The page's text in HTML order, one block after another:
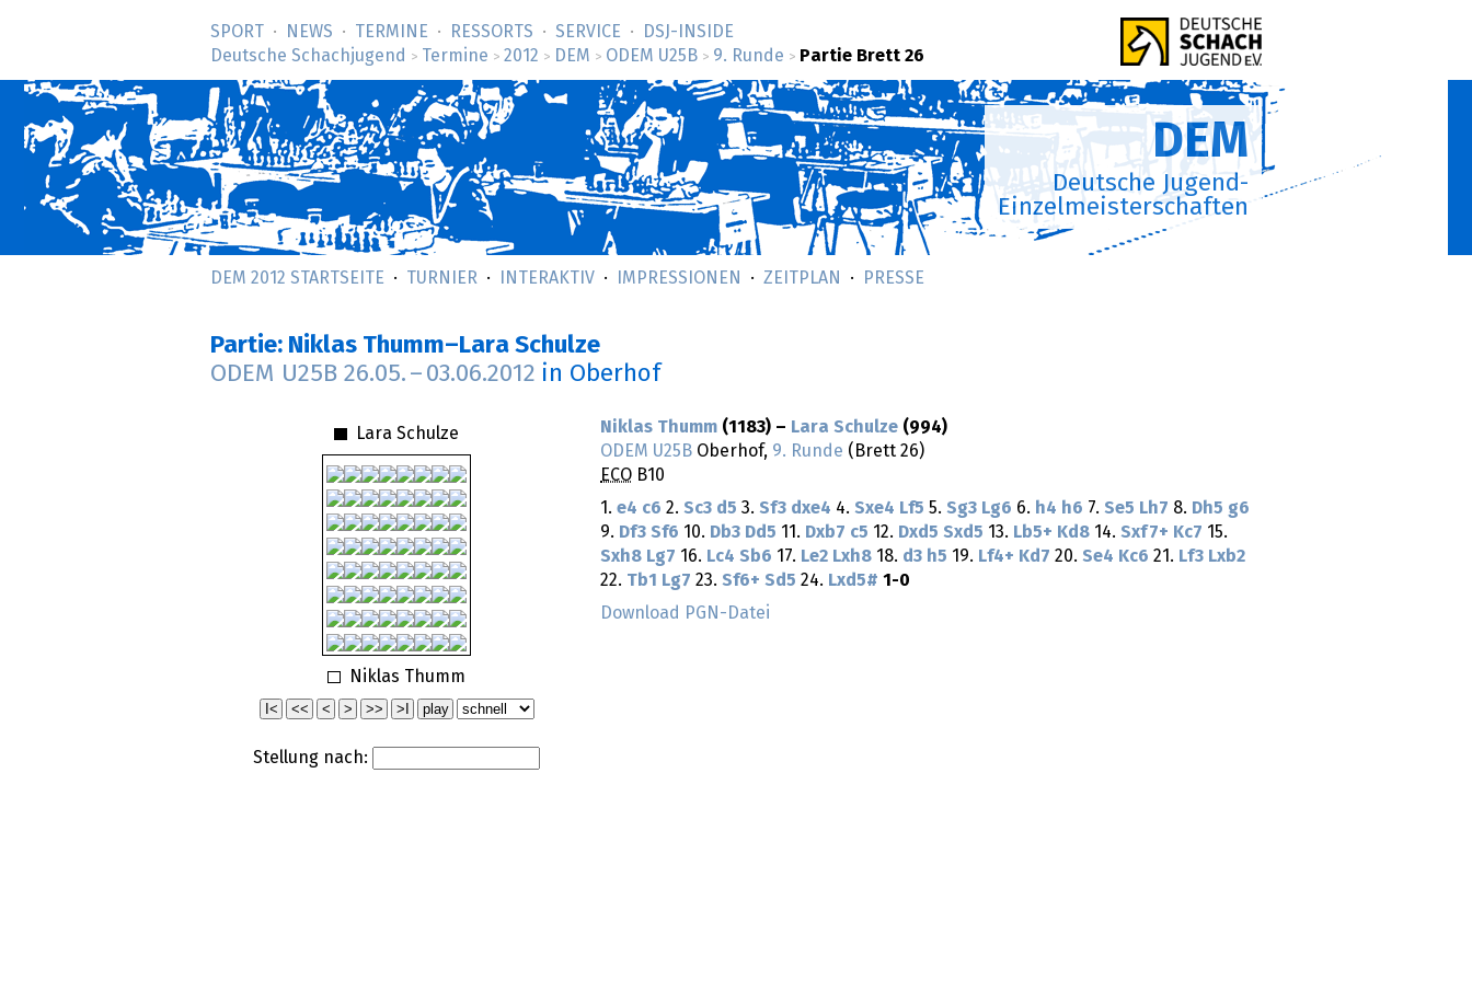
SPORT NEWS TERMINE RESSORTS SERVICE
DSJ-­INSIDE
Deutsche Schachjugend
> Termine > 2012 > DEM > ODEM U25B > 9. Runde > Partie Brett 26
DEM
Deutsche Jugend-
Einzelmeisterschaften
DEM 2012 STARTSEITE TURNIER INTERAKTIV IMPRESSIONEN ZEITPLAN PRESSE
Partie: Niklas Thumm–Lara Schulze
ODEM U25B 26.05. – 03.06.2012 in Oberhof
Lara Schulze
Niklas Thumm
Stellung nach:
Niklas Thumm (1183) – Lara Schulze (994)
ODEM U25B Oberhof, 9. Runde (Brett 26)
ECO B10
1. e4 c6 2. Sc3 d5 3. Sf3 dxe4 4. Sxe4 Lf5 5. Sg3 Lg6 6. h4 h6 7. Se5 Lh7 8. Dh5 g6
9. Df3 Sf6 10. Db3 Dd5 11. Dxb7 c5 12. Dxd5 Sxd5 13. Lb5+ Kd8 14. Sxf7+ Kc7 15.
Sxh8 Lg7 16. Lc4 Sb6 17. Le2 Lxh8 18. d3 h5 19. Lf4+ Kd7 20. Se4 Kc6 21. Lf3 Lxb2
22. Tb1 Lg7 23. Sf6+ Sd5 24. Lxd5# 1-0
Download PGN-Datei